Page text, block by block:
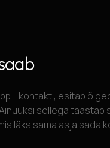
i kontakti, esitab
sellega taastab
läks sama asja sada